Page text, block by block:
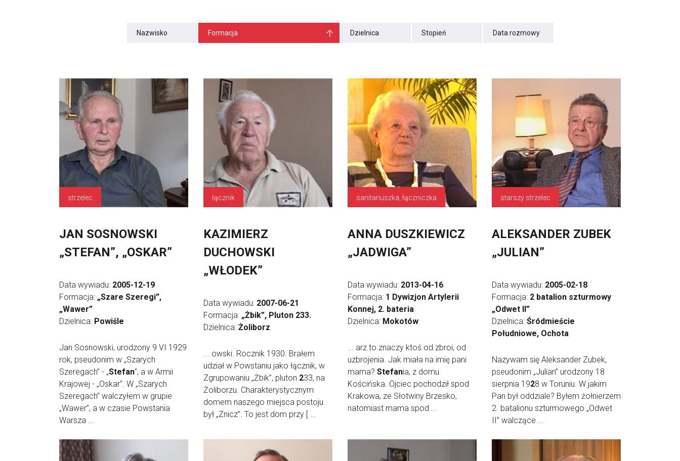
Nazwisko Formacja Dzielnica Stopień Data rozmowy
strzelec
JAN SOSNOWSKI
„STEFAN”, „OSKAR”
Data wywiadu: 2005-12-19
Formacja: „Szare Szeregi”,
„Wawer”
Dzielnica: Powiśle
Jan Sosnowski, urodzony 9 VI 1929
rok, pseudonim w „Szarych
Szeregach” - „Stefan”, a w Armii
Krajowej - „Oskar”. W „Szarych
Szeregach” walczyłem w grupie
„Wawer”, a w czasie Powstania
Warsza ...
łącznik
KAZIMIERZ
DUCHOWSKI
„WŁODEK”
Data wywiadu: 2007-06-21
Formacja: „Żbik”, Pluton 233.
Dzielnica: Żoliborz
... owski. Rocznik 1930. Brałem
udział w Powstaniu jako łącznik, w
Zgrupowaniu „Żbik”, pluton 233, na
Żoliborzu. Charakterystycznym
domem naszego miejsca postoju
był „Znicz”. To jest dom przy [ ...
sanitariuszka, łączniczka
ANNA DUSZKIEWICZ
„JADWIGA”
Data wywiadu: 2013-04-16
Formacja: 1 Dywizjon Artylerii
Konnej, 2. bateria
Dzielnica: Mokotów
... arz to znaczy ktoś od zbroi, od
uzbrojenia. Jak miała na imię pani
mama? Stefania, z domu
Kościńska. Ojciec pochodził spod
Krakowa, ze Słotwiny Brzesko,
natomiast mama spod ...
starszy strzelec
ALEKSANDER ZUBEK
„JULIAN”
Data wywiadu: 2005-02-18
Formacja: 2 batalion szturmowy
„Odwet II”
Dzielnica: Śródmieście
Południowe, Ochota
Nazywam się Aleksander Zubek,
pseudonim „Julian” urodzony 18
sierpnia 1928 w Toruniu. W jakim
Pan był oddziale? Byłem żołnierzem
2. batalionu szturmowego „Odwet
II” walczące ...